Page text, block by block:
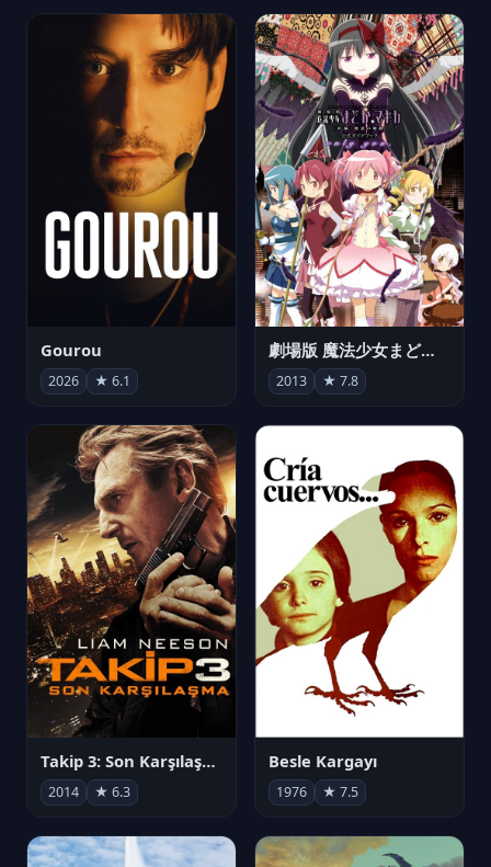
Gourou
2026 ★ 6.1
劇場版 魔法少女まどか☆マギカ[新編]叛逆の物語
2013 ★ 7.8
Takip 3: Son Karşılaşma
2014 ★ 6.3
Besle Kargayı
1976 ★ 7.5